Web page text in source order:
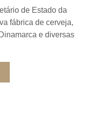
de Estado da
fábrica de cerveja,
e diversas